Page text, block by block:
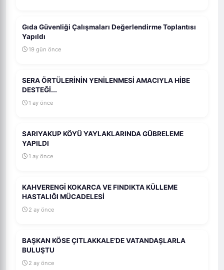
Gıda Güvenliği Çalışmaları Değerlendirme Toplantısı
Yapıldı
19 gün önce
SERA ÖRTÜLERİNİN YENİLENMESİ AMACIYLA HİBE
DESTEĞİ...
1 ay önce
SARIYAKUP KÖYÜ YAYLAKLARINDA GÜBRELEME
YAPILDI
1 ay önce
KAHVERENGİ KOKARCA VE FINDIKTA KÜLLEME
HASTALIĞI MÜCADELESİ
2 ay önce
BAŞKAN KÖSE ÇITLAKKALE’DE VATANDAŞLARLA
BULUŞTU
2 ay önce